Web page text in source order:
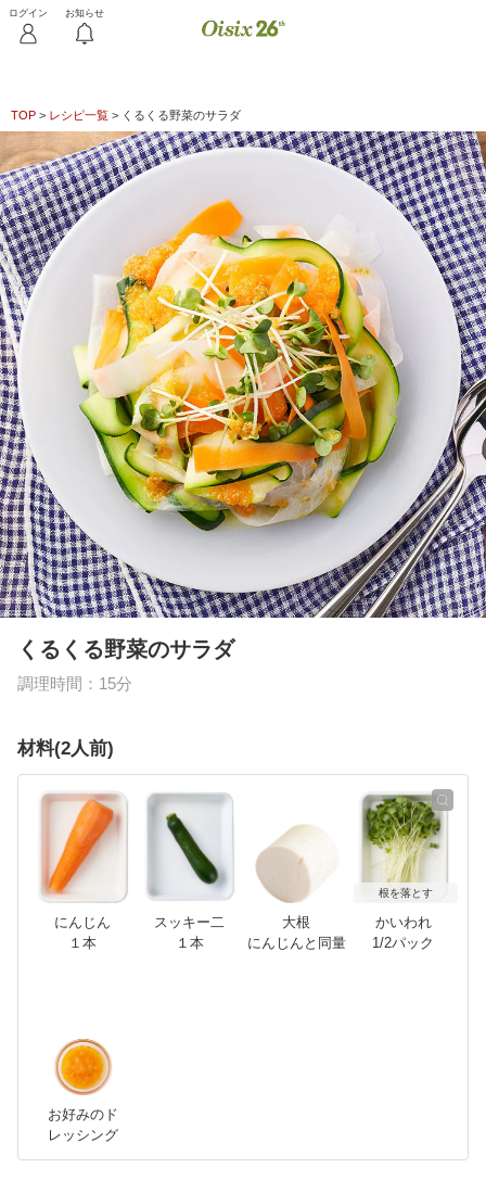
TOP > レシピ一覧 > くるくる野菜のサラダ
くるくる野菜のサラダ
調理時間： 15分
材料(2人前)
にんじん
１本
スッキー二
１本
大根
にんじんと同量
根を落とす
かいわれ
1/2パック
お好みのド
レッシング